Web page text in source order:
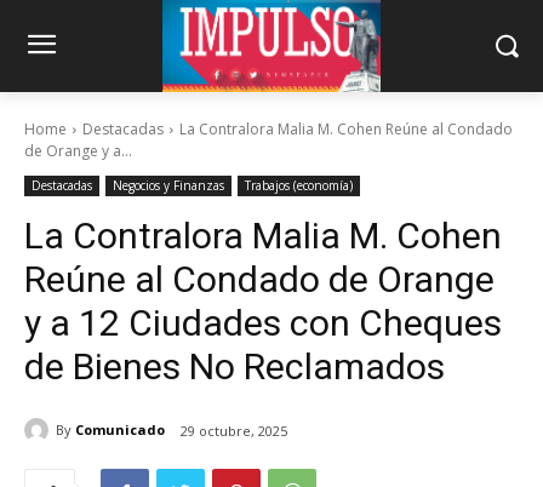
Home Destacadas
La Contralora Malia M. Cohen Reúne al Condado
de Orange y a...
Destacadas Negocios y Finanzas Trabajos (economía)
La Contralora Malia M. Cohen
Reúne al Condado de Orange
y a 12 Ciudades con Cheques
de Bienes No Reclamados
By Comunicado 29 octubre, 2025